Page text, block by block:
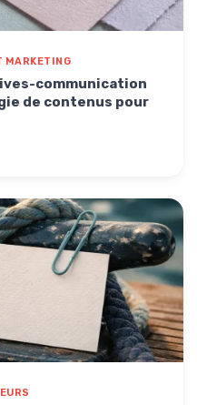
MARKETING
communication
de contenus pour